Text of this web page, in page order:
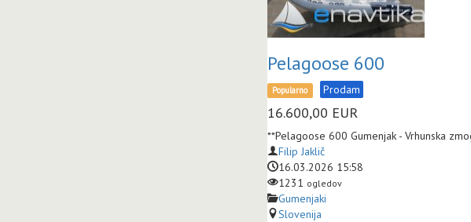
Pelagoose 600
Popularno Prodam
16.600,00 EUR
**Pelagoose 600 Gumenjak - Vrhunska
Filip Jaklič
16.03.2026 15:58
1231 ogledov
Gumenjaki
Slovenija